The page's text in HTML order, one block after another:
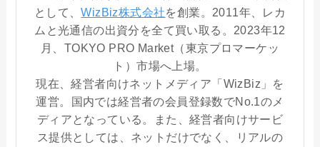
として、WizBiz株式会社を創業。2011年、レカ
ムと光通信の出資分を全て買い取る。2023年12
月、TOKYO PRO Market（東京プロマーケッ
ト）市場へ上場。
現在、経営者向けネットメディア「WizBiz」を
運営。国内では経営者の会員登録数でNo.1のメ
ディアとなっている。また、経営者向けサービ
ス提供としては、ネットだけでなく、リアルの